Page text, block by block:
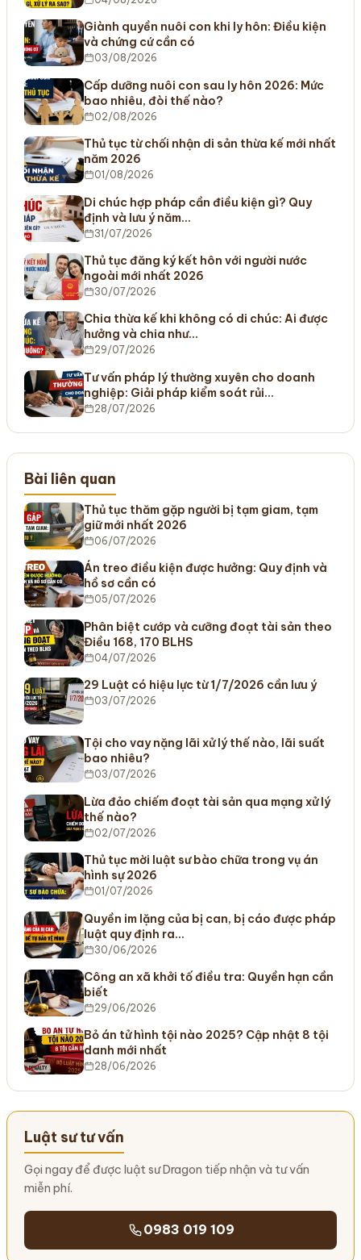
Giành quyền nuôi con khi ly hôn: Điều kiện
và chứng cứ cần có
03/08/2026
Cấp dưỡng nuôi con sau ly hôn 2026: Mức
bao nhiêu, đòi thế nào?
02/08/2026
Thủ tục từ chối nhận di sản thừa kế mới nhất
năm 2026
01/08/2026
Di chúc hợp pháp cần điều kiện gì? Quy
định và lưu ý năm…
31/07/2026
Thủ tục đăng ký kết hôn với người nước
ngoài mới nhất 2026
30/07/2026
Chia thừa kế khi không có di chúc: Ai được
hưởng và chia như…
29/07/2026
Tư vấn pháp lý thường xuyên cho doanh
nghiệp: Giải pháp kiểm soát rủi…
28/07/2026
Bài liên quan
Thủ tục thăm gặp người bị tạm giam, tạm
giữ mới nhất 2026
06/07/2026
Án treo điều kiện được hưởng: Quy định và
hồ sơ cần có
05/07/2026
Phân biệt cướp và cưỡng đoạt tài sản theo
Điều 168, 170 BLHS
04/07/2026
29 Luật có hiệu lực từ 1/7/2026 cần lưu ý
03/07/2026
Tội cho vay nặng lãi xử lý thế nào, lãi suất
bao nhiêu?
03/07/2026
Lừa đảo chiếm đoạt tài sản qua mạng xử lý
thế nào?
02/07/2026
Thủ tục mời luật sư bào chữa trong vụ án
hình sự 2026
01/07/2026
Quyền im lặng của bị can, bị cáo được pháp
luật quy định ra…
30/06/2026
Công an xã khởi tố điều tra: Quyền hạn cần
biết
29/06/2026
Bỏ án tử hình tội nào 2025? Cập nhật 8 tội
danh mới nhất
28/06/2026
Luật sư tư vấn
Gọi ngay để được luật sư Dragon tiếp nhận và tư vấn
miễn phí.
0983 019 109